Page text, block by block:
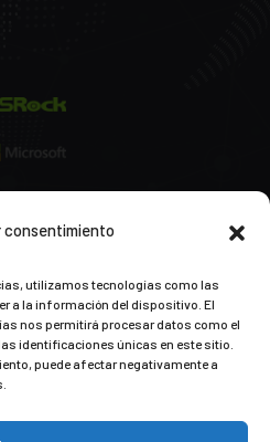
consentimiento
utilizamos tecnologías como las
a la información del dispositivo. El
nos permitirá procesar datos como el
identificaciones únicas en este sitio.
puede afectar negativamente a